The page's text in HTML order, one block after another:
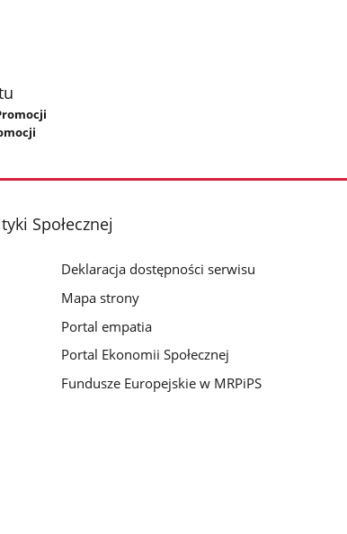
Społecznej
Deklaracja dostępności serwisu
Mapa strony
Portal empatia
Portal Ekonomii Społecznej
Fundusze Europejskie w MRPiPS